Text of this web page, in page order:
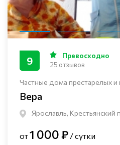
Частные дома престарелых и
Вера
Ярославль, Крестьянский
9 Превосходно
25 отзывов
от1 000 ₽ / сутки